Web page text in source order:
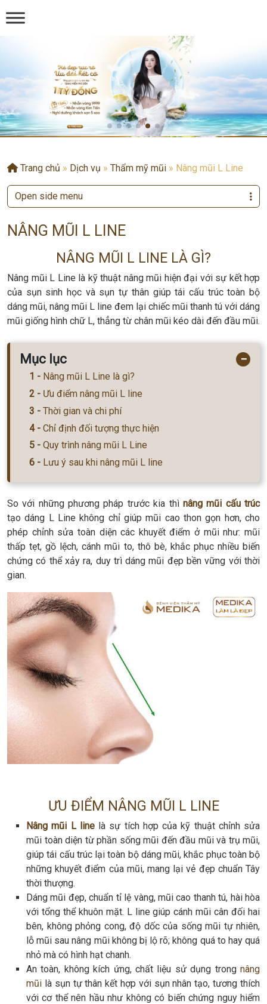
Trang chủ » Dịch vụ » Thẩm mỹ mũi » Nâng mũi L Line
NÂNG MŨI L LINE
NÂNG MŨI L LINE LÀ GÌ?
Nâng mũi L Line là kỹ thuật nâng mũi hiện đại với sự kết hợp
của sụn sinh học và sụn tự thân giúp tái cấu trúc toàn bộ
dáng mũi, nâng mũi L line đem lại chiếc mũi thanh tú với dáng
mũi giống hình chữ L, thẳng từ chân mũi kéo dài đến đầu mũi.
Mục lục −
Nâng mũi L Line là gì?
Ưu điểm nâng mũi L line
Thời gian và chi phí
Chỉ định đối tượng thực hiện
Quy trình nâng mũi L Line
Lưu ý sau khi nâng mũi L line
So với những phương pháp trước kia thì nâng mũi cấu trúc
tạo dáng L Line không chỉ giúp mũi cao thon gọn hơn, cho
phép chỉnh sửa toàn diện các khuyết điểm ở mũi như: mũi
thấp tẹt, gồ lệch, cánh mũi to, thô bè, khắc phục nhiều biến
chứng có thể xảy ra, duy trì dáng mũi đẹp bền vững với thời
gian.
ƯU ĐIỂM NÂNG MŨI L LINE
Nâng mũi L linelà sự tích hợp của kỹ thuật chỉnh sửa
mũi toàn diện từ phần sống mũi đến đầu mũi và trụ mũi,
giúp tái cấu trúc lại toàn bộ dáng mũi, khắc phục toàn bộ
những khuyết điểm của mũi, mang lại vẻ đẹp chuẩn Tây
thời thượng.
Dáng mũi đẹp, chuẩn tỉ lệ vàng, mũi cao thanh tú, hài hòa
với tổng thể khuôn mặt. L line giúp cánh mũi cân đối hai
bên, không phỏng cong, độ dốc của sống mũi tự nhiên,
lỗ mũi sau nâng mũi không bị lộ rõ; không quá to hay quá
nhỏ mà có hình hạt chanh.
An toàn, không kích ứng, chất liệu sử dụng trong nâng
mũi là sụn tự thân kết hợp với sụn nhân tạo, tương thích
với cơ thể nên hầu như không có biến chứng nguy hiểm
Open side menu